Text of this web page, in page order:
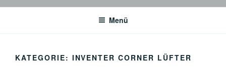
Menü
KATEGORIE: INVENTER CORNER LÜFTER